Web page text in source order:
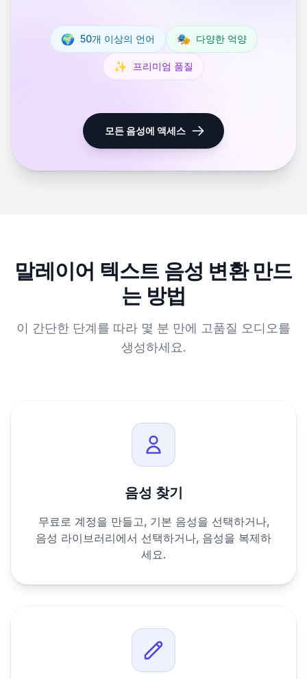
🌍 50개 이상의 언어 🎭 다양한 억양
✨ 프리미엄 품질
모든 음성에 액세스
말레이어 텍스트 음성 변환 만드
는 방법
이 간단한 단계를 따라 몇 분 만에 고품질 오디오를
생성하세요.
음성 찾기
무료로 계정을 만들고, 기본 음성을 선택하거나,
음성 라이브러리에서 선택하거나, 음성을 복제하
세요.